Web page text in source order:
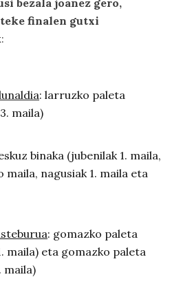
bezala joanez gero,
finalen gutxi
:
: larruzko paleta
maila)
binaka (jubenilak 1. maila,
maila, nagusiak 1. maila eta
: gomazko paleta
maila) eta gomazko paleta
maila)